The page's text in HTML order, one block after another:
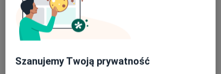
Zdjęcia pantomograficzne
Szczegóły
W jaki sposób ustalane są ceny?
Szanujemy Twoją prywatność